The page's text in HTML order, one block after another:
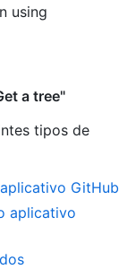
using
a tree"
tipos de
GitHub
aplicativo